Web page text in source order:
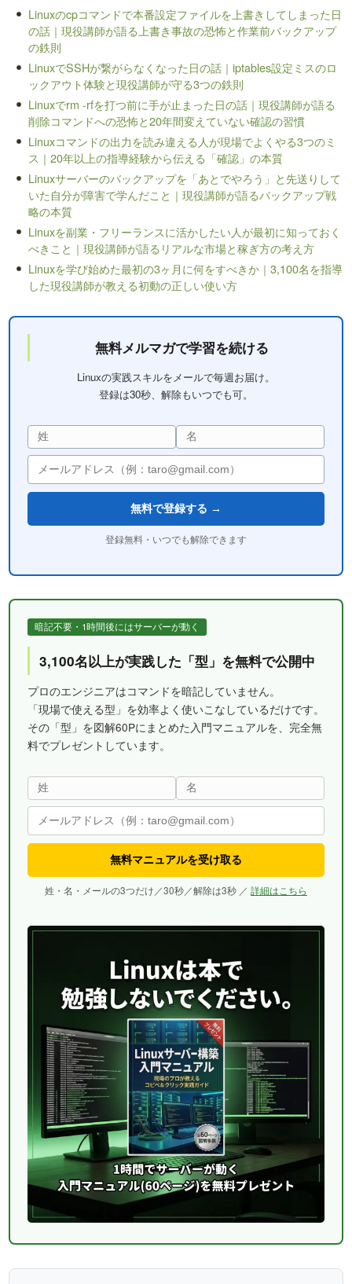
Linuxのcpコマンドで本番設定ファイルを上書きしてしまった日
の話｜現役講師が語る上書き事故の恐怖と作業前バックアップ
の鉄則
LinuxでSSHが繋がらなくなった日の話｜iptables設定ミスのロ
ックアウト体験と現役講師が守る3つの鉄則
Linuxでrm -rfを打つ前に手が止まった日の話｜現役講師が語る
削除コマンドへの恐怖と20年間変えていない確認の習慣
Linuxコマンドの出力を読み違える人が現場でよくやる3つのミ
ス｜20年以上の指導経験から伝える「確認」の本質
Linuxサーバーのバックアップを「あとでやろう」と先送りして
いた自分が障害で学んだこと｜現役講師が語るバックアップ戦
略の本質
Linuxを副業・フリーランスに活かしたい人が最初に知っておく
べきこと｜現役講師が語るリアルな市場と稼ぎ方の考え方
Linuxを学び始めた最初の3ヶ月に何をすべきか｜3,100名を指導
した現役講師が教える初動の正しい使い方
無料メルマガで学習を続ける
Linuxの実践スキルをメールで毎週お届け。
登録は30秒、解除もいつでも可。
無料で登録する →
登録無料・いつでも解除できます
暗記不要・1時間後にはサーバーが動く
3,100名以上が実践した「型」を無料で公開中
プロのエンジニアはコマンドを暗記していません。
「現場で使える型」を効率よく使いこなしているだけです。
その「型」を図解60Pにまとめた入門マニュアルを、完全無
料でプレゼントしています。
無料マニュアルを受け取る
姓・名・メールの3つだけ／30秒／解除は3秒 ／ 詳細はこちら